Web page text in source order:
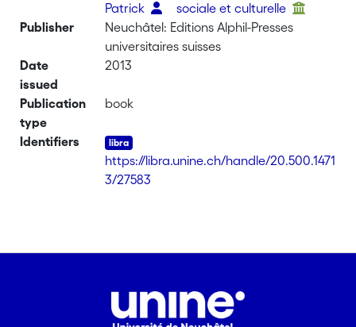
Patrick
sociale et culturelle
Publisher
Neuchâtel: Editions Alphil-Presses
universitaires suisses
Date
issued
2013
Publication
type
book
Identifiers
https://libra.unine.ch/handle/20.500.1471
3/27583